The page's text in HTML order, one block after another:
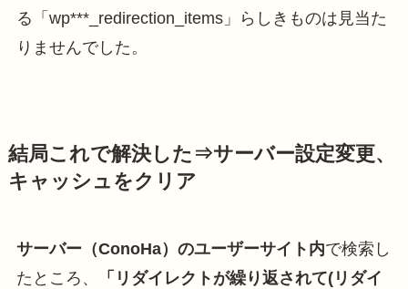
る「wp***_redirection_items」らしきものは見当た
りませんでした。
結局これで解決した⇒サーバー設定変更、
キャッシュをクリア
サーバー（ConoHa）のユーザーサイト内で検索し
たところ、
「リダイレクトが繰り返されて(リダイ